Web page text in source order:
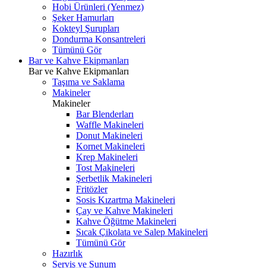
Hobi Ürünleri (Yenmez)
Şeker Hamurları
Kokteyl Şurupları
Dondurma Konsantreleri
Tümünü Gör
Bar ve Kahve Ekipmanları
Bar ve Kahve Ekipmanları
Taşıma ve Saklama
Makineler
Makineler
Bar Blenderları
Waffle Makineleri
Donut Makineleri
Kornet Makineleri
Krep Makineleri
Tost Makineleri
Şerbetlik Makineleri
Fritözler
Sosis Kızartma Makineleri
Çay ve Kahve Makineleri
Kahve Öğütme Makineleri
Sıcak Çikolata ve Salep Makineleri
Tümünü Gör
Hazırlık
Servis ve Sunum